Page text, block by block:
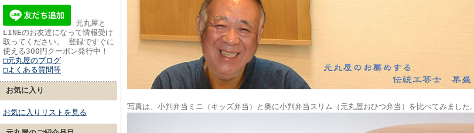
元丸屋と
LINEのお友達になって情報受け
取ってください。 登録ですぐに
使える300円クーポン発行中！
□元丸屋のブログ
□よくある質問等
お気に入り
お気に入りリストを見る
写真は、小判弁当ミニ（キッズ弁当）と奥に小判弁当スリム（元丸屋おひつ弁当）を比べてみました。